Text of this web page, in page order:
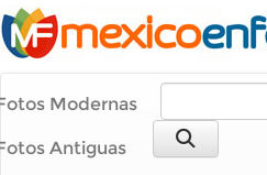
Modernas
Antiguas